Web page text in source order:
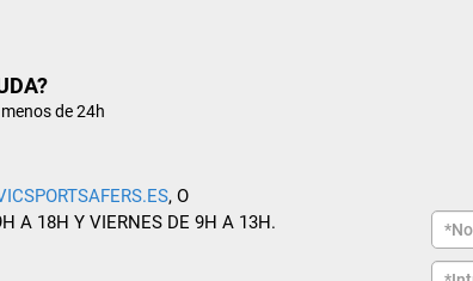
de 24h
, O
A 18H Y VIERNES DE 9H A 13H.